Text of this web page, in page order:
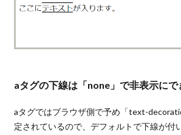
aタグの下線は「none」で非表示にで
aタグではブラウザ側で予め「text-
定されているので、デフォルトで下線が付